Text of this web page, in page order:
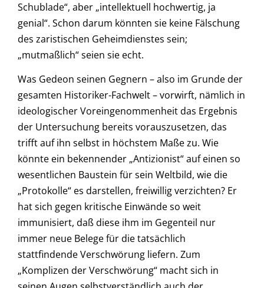
Schublade“, aber „intellektuell hochwertig, ja
genial“. Schon darum könnten sie keine Fälschung
des zaristischen Geheimdienstes sein;
„mutmaßlich“ seien sie echt.
Was Gedeon seinen Gegnern – also im Grunde der
gesamten Historiker-Fachwelt – vorwirft, nämlich in
ideologischer Voreingenommenheit das Ergebnis
der Untersuchung bereits vorauszusetzen, das
trifft auf ihn selbst in höchstem Maße zu. Wie
könnte ein bekennender „Antizionist“ auf einen so
wesentlichen Baustein für sein Weltbild, wie die
„Protokolle“ es darstellen, freiwillig verzichten? Er
hat sich gegen kritische Einwände so weit
immunisiert, daß diese ihm im Gegenteil nur
immer neue Belege für die tatsächlich
stattfindende Verschwörung liefern. Zum
„Komplizen der Verschwörung“ macht sich in